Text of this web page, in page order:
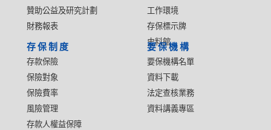
贊助公益及研究計劃
財務報表
工作環境
存保標示牌
史料館
存保制度
存款保險
保險對象
保險費率
風險管理
存款人權益保障
要保機構
要保機構名單
資料下載
法定查核業務
資料講義專區